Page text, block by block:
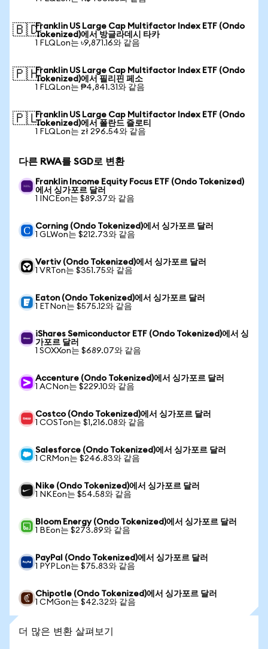
🇧🇩Franklin US Large Cap Multifactor Index ETF (Ondo
Tokenized)에서 방글라데시 타카
1 FLQLon는 ৳9,871.16와 같음
🇵🇭Franklin US Large Cap Multifactor Index ETF (Ondo
Tokenized)에서 필리핀 페소
1 FLQLon는 ₱4,841.31와 같음
🇵🇱Franklin US Large Cap Multifactor Index ETF (Ondo
Tokenized)에서 폴란드 즐로티
1 FLQLon는 zł 296.54와 같음
다른 RWA를 SGD로 변환
Franklin Income Equity Focus ETF (Ondo Tokenized)
에서 싱가포르 달러
1 INCEon는 $89.37와 같음
Corning (Ondo Tokenized)에서 싱가포르 달러
1 GLWon는 $212.73와 같음
Vertiv (Ondo Tokenized)에서 싱가포르 달러
1 VRTon는 $351.75와 같음
Eaton (Ondo Tokenized)에서 싱가포르 달러
1 ETNon는 $575.12와 같음
iShares Semiconductor ETF (Ondo Tokenized)에서 싱
가포르 달러
1 SOXXon는 $689.07와 같음
Accenture (Ondo Tokenized)에서 싱가포르 달러
1 ACNon는 $229.10와 같음
Costco (Ondo Tokenized)에서 싱가포르 달러
1 COSTon는 $1,216.08와 같음
Salesforce (Ondo Tokenized)에서 싱가포르 달러
1 CRMon는 $246.83와 같음
Nike (Ondo Tokenized)에서 싱가포르 달러
1 NKEon는 $54.58와 같음
Bloom Energy (Ondo Tokenized)에서 싱가포르 달러
1 BEon는 $273.89와 같음
PayPal (Ondo Tokenized)에서 싱가포르 달러
1 PYPLon는 $75.83와 같음
Chipotle (Ondo Tokenized)에서 싱가포르 달러
1 CMGon는 $42.32와 같음
더 많은 변환 살펴보기